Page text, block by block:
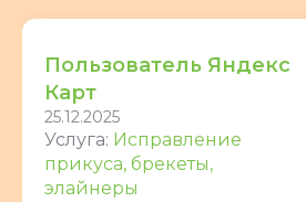
Пользователь Яндекс
Карт
25.12.2025
Услуга: Исправление
прикуса, брекеты,
элайнеры